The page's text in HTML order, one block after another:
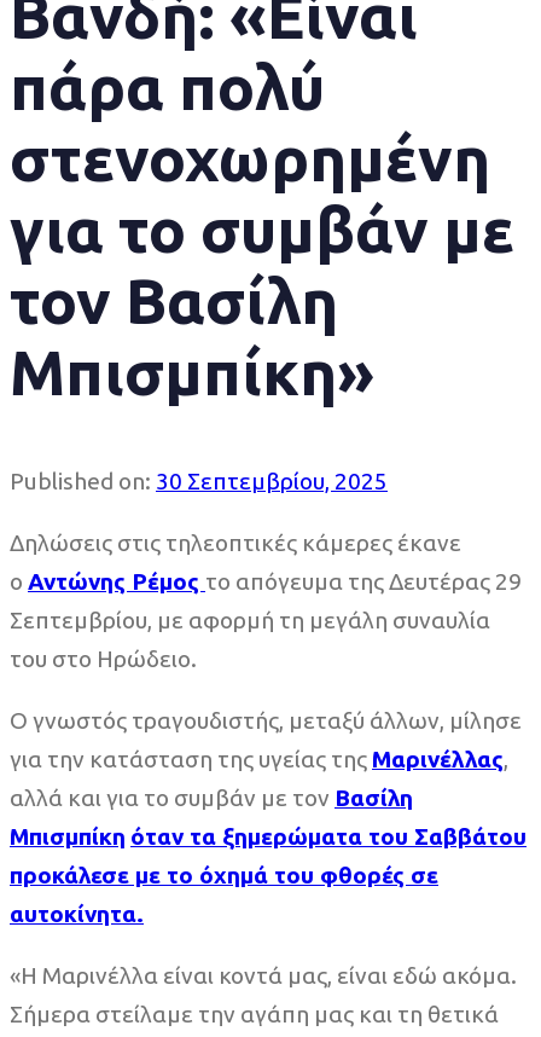
Βανδή: «Είναι
πάρα πολύ
στενοχωρημένη
για το συμβάν με
τον Βασίλη
Μπισμπίκη»
Published on: 30 Σεπτεμβρίου, 2025
Δηλώσεις στις τηλεοπτικές κάμερες έκανε
ο Αντώνης Ρέμος το απόγευμα της Δευτέρας 29
Σεπτεμβρίου, με αφορμή τη μεγάλη συναυλία
του στο Ηρώδειο.
Ο γνωστός τραγουδιστής, μεταξύ άλλων, μίλησε
για την κατάσταση της υγείας της Μαρινέλλας,
αλλά και για το συμβάν με τον Βασίλη
Μπισμπίκη όταν τα ξημερώματα του Σαββάτου
προκάλεσε με το όχημά του φθορές σε
αυτοκίνητα.
«Η Μαρινέλλα είναι κοντά μας, είναι εδώ ακόμα.
Σήμερα στείλαμε την αγάπη μας και τη θετικά